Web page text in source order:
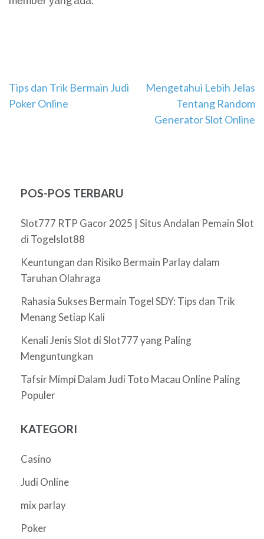
Navigasi
pos
Tips dan Trik Bermain Judi
Poker Online
Mengetahui Lebih Jelas
Tentang Random
Generator Slot Online
POS-POS TERBARU
Slot777 RTP Gacor 2025 | Situs Andalan Pemain Slot
di Togelslot88
Keuntungan dan Risiko Bermain Parlay dalam
Taruhan Olahraga
Rahasia Sukses Bermain Togel SDY: Tips dan Trik
Menang Setiap Kali
Kenali Jenis Slot di Slot777 yang Paling
Menguntungkan
Tafsir Mimpi Dalam Judi Toto Macau Online Paling
Populer
KATEGORI
Casino
Judi Online
mix parlay
Poker